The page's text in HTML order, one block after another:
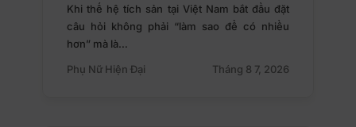
Khi thế hệ tích sản tại Việt Nam bắt đầu đặt
câu hỏi không phải “làm sao để có nhiều
hơn” mà là…
Phụ Nữ Hiện Đại
Tháng 8 7, 2026